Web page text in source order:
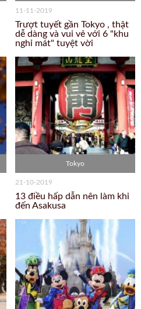
11-11-2019
Trượt tuyết gần Tokyo , thật
dễ dàng và vui vẻ với 6 "khu
nghỉ mát" tuyệt vời
Tokyo
21-10-2019
13 điều hấp dẫn nên làm khi
đến Asakusa